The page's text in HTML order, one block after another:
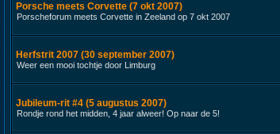
Porsche meets Corvette (7 okt 2007)
Porscheforum meets Corvette in Zeeland op 7 okt 2007
Herfstrit 2007 (30 september 2007)
Weer een mooi tochtje door Limburg
Jubileum-rit #4 (5 augustus 2007)
Rondje rond het midden, 4 jaar alweer! Op naar de 5!